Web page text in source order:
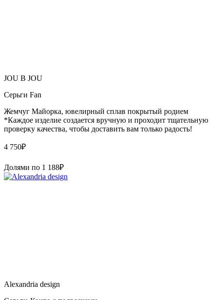
JOU B JOU
Серьги Fan
Жемчуг Майорка, ювелирный сплав покрытый родием
*Каждое изделие создается вручную и проходит тщательную
проверку качества, чтобы доставить вам только радость!
4 750₽
Долями по 1 188₽
Alexandria design